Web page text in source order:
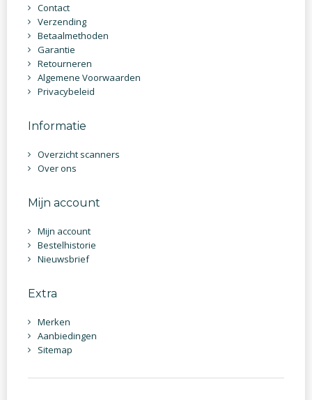
Contact
Verzending
Betaalmethoden
Garantie
Retourneren
Algemene Voorwaarden
Privacybeleid
Informatie
Overzicht scanners
Over ons
Mijn account
Mijn account
Bestelhistorie
Nieuwsbrief
Extra
Merken
Aanbiedingen
Sitemap